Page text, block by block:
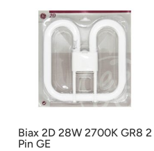
Biax 2D 28W 2700K GR8 2
Pin GE